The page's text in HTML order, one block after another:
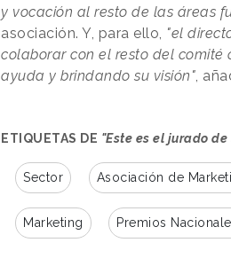
y vocación al resto de las áreas
asociación. Y, para ello, "el
colaborar con el resto del comité
ayuda y brindando su visión" ,
ETIQUETAS DE "Este es el jurado
Sector Asociación de
Marketing Premios